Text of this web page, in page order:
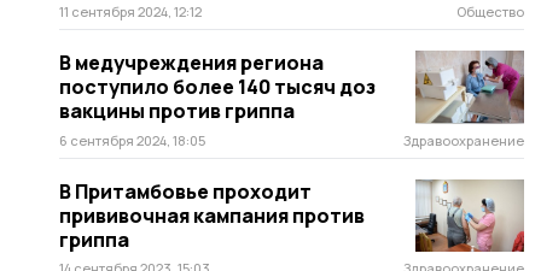
11 сентября 2024, 12:12 Общество
В медучреждения региона
поступило более 140 тысяч доз
вакцины против гриппа
6 сентября 2024, 18:05 Здравоохранение
В Притамбовье проходит
прививочная кампания против
гриппа